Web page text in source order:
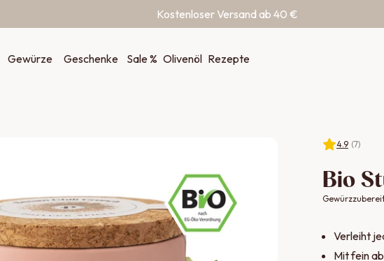
Kostenloser Versand ab 40 €
Gewürze Geschenke Sale % Olivenöl Rezepte
4.9 (7)
Bio
Verleiht
Mit fein